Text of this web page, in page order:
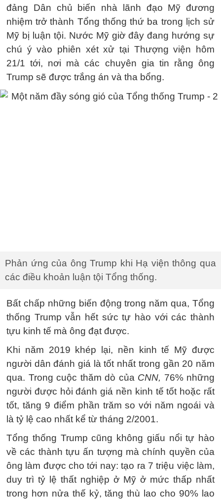
đảng Dân chủ biến nhà lãnh đạo Mỹ đương
nhiệm trở thành Tổng thống thứ ba trong lịch sử
Mỹ bị luận tội. Nước Mỹ giờ đây đang hướng sự
chú ý vào phiên xét xử tại Thượng viện hôm
21/1 tới, nơi mà các chuyên gia tin rằng ông
Trump sẽ được trắng án và tha bổng.
Phản ứng của ông Trump khi Hạ viện thông qua
các điều khoản luận tội Tổng thống.
Bất chấp những biến động trong năm qua, Tổng
thống Trump vẫn hết sức tự hào với các thành
tựu kinh tế mà ông đạt được.
Khi năm 2019 khép lại, nền kinh tế Mỹ được
người dân đánh giá là tốt nhất trong gần 20 năm
qua. Trong cuộc thăm dò của CNN, 76% những
người được hỏi đánh giá nền kinh tế tốt hoặc rất
tốt, tăng 9 điểm phần trăm so với năm ngoái và
là tỷ lệ cao nhất kể từ tháng 2/2001.
Tổng thống Trump cũng không giấu nổi tự hào
về các thành tựu ấn tượng mà chính quyền của
ông làm được cho tới nay: tạo ra 7 triệu việc làm,
duy trì tỷ lệ thất nghiệp ở Mỹ ở mức thấp nhất
trong hơn nửa thế kỷ, tăng thù lao cho 90% lao